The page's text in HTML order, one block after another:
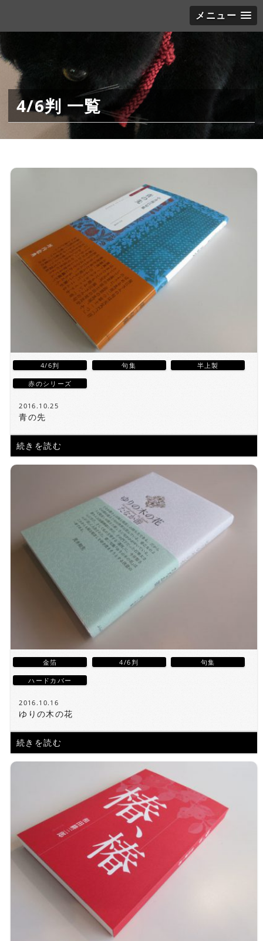
メニュー
4/6判 一覧
4/6判 句集 半上製
赤のシリーズ
2016.10.25
青の先
続きを読む
金箔 4/6判 句集
ハードカバー
2016.10.16
ゆりの木の花
続きを読む